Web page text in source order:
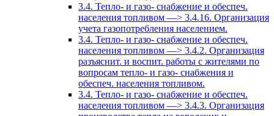
3.4. Тепло- и газо- снабжение и обеспеч.
населения топливом —> 3.4.16. Организация
учета газопотребления населением.
3.4. Тепло- и газо- снабжение и обеспеч.
населения топливом —> 3.4.2. Организация
разъяснит. и воспит. работы с жителями по
вопросам тепло- и газо- снабжения и
обеспеч. населения топливом.
3.4. Тепло- и газо- снабжение и обеспеч.
населения топливом —> 3.4.3. Организация